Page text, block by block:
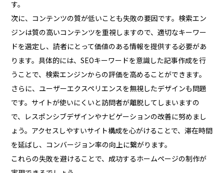
す。
次に、コンテンツの質が低いことも失敗の要因です。検索エン
ジンは質の高いコンテンツを重視しますので、適切なキーワー
ドを選定し、読者にとって価値のある情報を提供する必要があ
ります。具体的には、SEOキーワードを意識した記事作成を行
うことで、検索エンジンからの評価を高めることができます。
さらに、ユーザーエクスペリエンスを無視したデザインも問題
です。サイトが使いにくいと訪問者が離脱してしまいますの
で、レスポンシブデザインやナビゲーションの改善に努めまし
ょう。アクセスしやすいサイト構成を心がけることで、滞在時間
を延ばし、コンバージョン率の向上に繋がります。
これらの失敗を避けることで、成功するホームページの制作が